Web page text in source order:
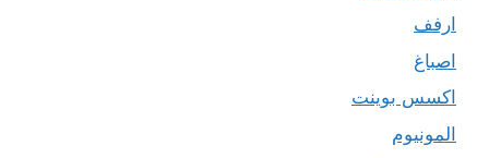
ارفف
اصباغ
اكسس بوينت
المونيوم